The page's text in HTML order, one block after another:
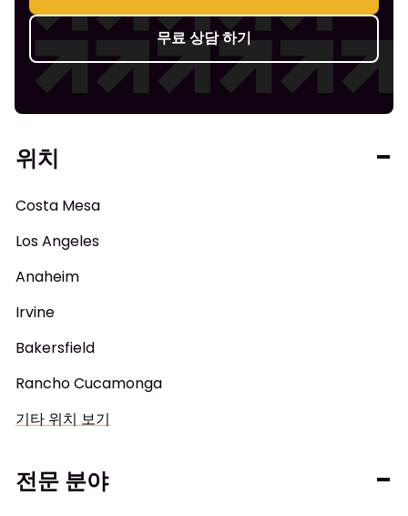
무료 상담 하기
위치
Costa Mesa
Los Angeles
Anaheim
Irvine
Bakersfield
Rancho Cucamonga
기타 위치 보기
전문 분야